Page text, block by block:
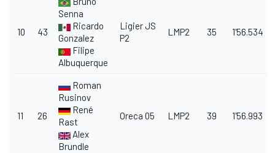
10 43
Senna
Ricardo
Gonzalez
Filipe
Albuquerque
Ligier JS
P2
LMP2 35 1'56.534
11 26
Roman
Rusinov
René
Rast
Alex
Brundle
Oreca 05 LMP2 39 1'56.993